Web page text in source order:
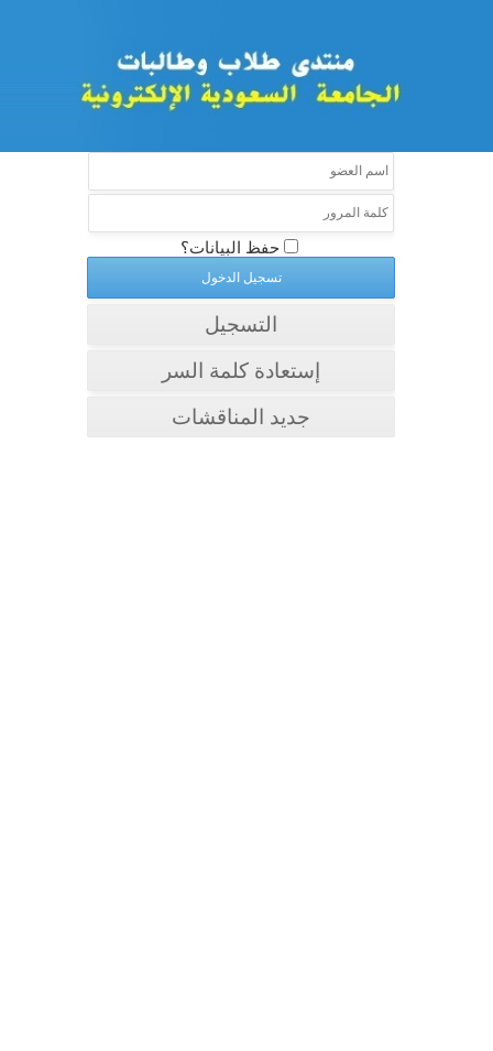
حفظ البيانات؟
التسجيل
إستعادة كلمة السر
جديد المناقشات